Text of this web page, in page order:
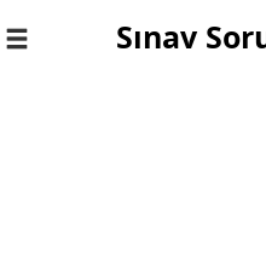
Toggle
Sınav